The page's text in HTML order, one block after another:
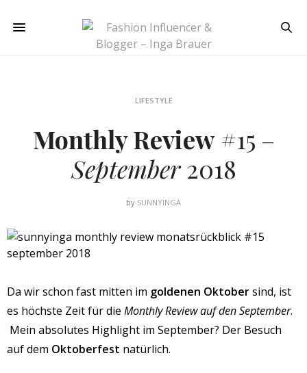
LIFESTYLE
Monthly Review#15 –
September2018
by SUNNYINGA
Da wir schon fast mitten im goldenen Oktobersind, ist
es höchste Zeit für die Monthly Review auf den September.
Mein absolutes Highlight im September? Der Besuch
auf dem Oktoberfest natürlich.